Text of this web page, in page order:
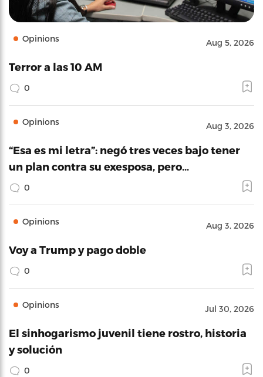
Opinions Aug 5, 2026
Terror a las 10 AM
0
Opinions Aug 3, 2026
“Esa es mi letra”: negó tres veces bajo tener
un plan contra su exesposa, pero…
0
Opinions Aug 3, 2026
Voy a Trump y pago doble
0
Opinions Jul 30, 2026
El sinhogarismo juvenil tiene rostro, historia
y solución
0